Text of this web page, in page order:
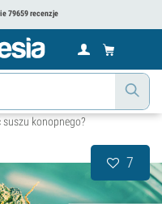
79659 recenzje
konopnego?
7